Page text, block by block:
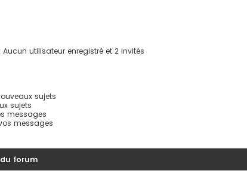
utilisateur enregistré et 2 invités
sujets
sujets
messages
messages
forum